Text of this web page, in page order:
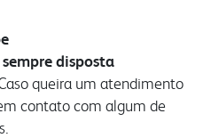
disposta
queira um atendimento
contato com algum de